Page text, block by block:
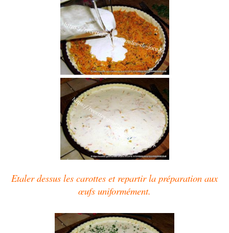
Etaler dessus les carottes et repartir la préparation aux
œufs uniformément.